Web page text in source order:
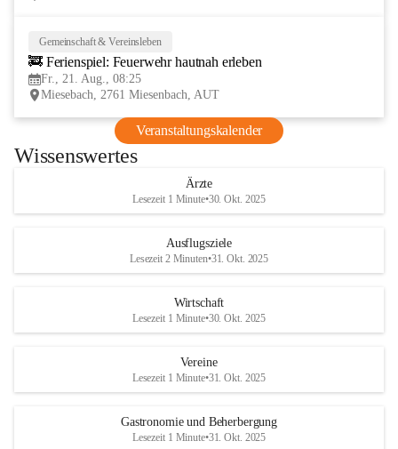
Gemeinschaft & Vereinsleben
🚒 Ferienspiel: Feuerwehr hautnah erleben
Fr., 21. Aug., 08:25
Miesebach, 2761 Miesenbach, AUT
Veranstaltungskalender
Wissenswertes
Ärzte
Lesezeit 1 Minute•30. Okt. 2025
Ausflugsziele
Lesezeit 2 Minuten•31. Okt. 2025
Wirtschaft
Lesezeit 1 Minute•30. Okt. 2025
Vereine
Lesezeit 1 Minute•31. Okt. 2025
Gastronomie und Beherbergung
Lesezeit 1 Minute•31. Okt. 2025